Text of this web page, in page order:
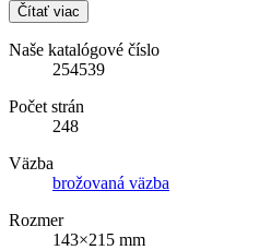
Čítať viac
Naše katalógové číslo
254539
Počet strán
248
Väzba
brožovaná väzba
Rozmer
143×215 mm